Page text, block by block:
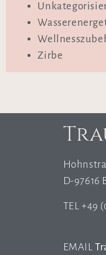
Zirbe
D-97616
TEL +49
EMAIL